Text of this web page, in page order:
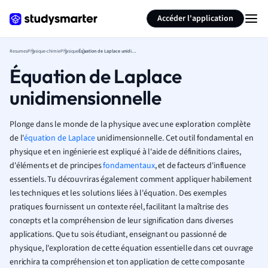
Accéder l'application
ResumesPhysique-chimiePhysique Équation de Laplace unidimensionnelle
Équation de Laplace
unidimensionnelle
Plonge dans le monde de la physique avec une exploration complète
de l'équation de Laplaceunidimensionnelle. Cet outil fondamental en
physique et en ingénierie est expliqué à l'aide de définitions claires,
d'éléments et de principesfondamentaux, et de facteurs d'influence
essentiels. Tu découvriras également comment appliquer habilement
les techniques et les solutions liées à l'équation. Des exemples
pratiques fournissent un contexte réel, facilitant la maîtrise des
concepts et la compréhension de leur signification dans diverses
applications. Que tu sois étudiant, enseignant ou passionné de
physique, l'exploration de cette équation essentielle dans cet ouvrage
enrichira ta compréhension et ton application de cette composante
Résumer la page